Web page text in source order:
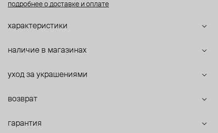
подробнее о доставке и оплате
характеристики
наличие в магазинах
уход за украшениями
возврат
гарантия